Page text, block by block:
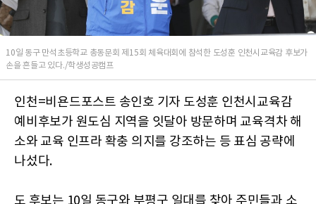
10일 동구 만석초등학교 총동문회 제15회 체육대회에 참석한 도성훈 인천시교육감 후보가
손을 흔들고 있다./학생성공캠프
인천=비욘드포스트 송인호 기자 도성훈 인천시교육감
예비후보가 원도심 지역을 잇달아 방문하며 교육격차 해
소와 교육 인프라 확충 의지를 강조하는 등 표심 공략에
나섰다.
도 후보는 10일 동구와 부평구 일대를 찾아 주민들과 소